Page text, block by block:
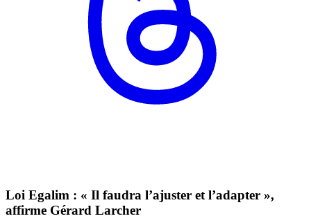
Loi Egalim : « Il faudra l’ajuster et l’adapter »,
affirme Gérard Larcher